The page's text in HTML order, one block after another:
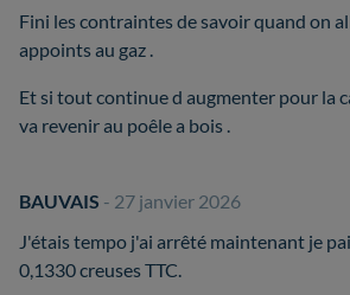
Fini les contraintes de savoir quand on
appoints au gaz .
Et si tout continue d augmenter pour la
va revenir au poêle a bois .
BAUVAIS - 27 janvier 2026
J'étais tempo j'ai arrêté maintenant je
0,1330 creuses TTC.